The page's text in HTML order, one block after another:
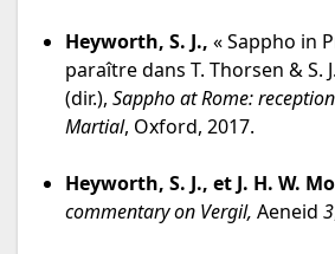
Heyworth, S. J., « Sappho in
paraître dans T. Thorsen & S.
(dir.), Sappho at Rome:
Martial, Oxford, 2017.
Heyworth, S. J., et J. H. W.
commentary on Vergil, Aeneid 3